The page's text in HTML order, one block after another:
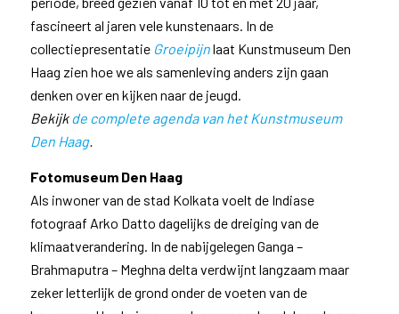
fascineert al jaren vele kunstenaars. In de
collectiepresentatie Groeipijnlaat Kunstmuseum Den
Haag zien hoe we als samenleving anders zijn gaan
denken over en kijken naar de jeugd.
Bekijkde complete agenda van het Kunstmuseum
Den Haag.
Fotomuseum Den Haag
Als inwoner van de stad Kolkata voelt de Indiase
fotograaf Arko Datto dagelijks de dreiging van de
klimaatverandering. In de nabijgelegen Ganga –
Brahmaputra – Meghna delta verdwijnt langzaam maar
zeker letterlijk de grond onder de voeten van de